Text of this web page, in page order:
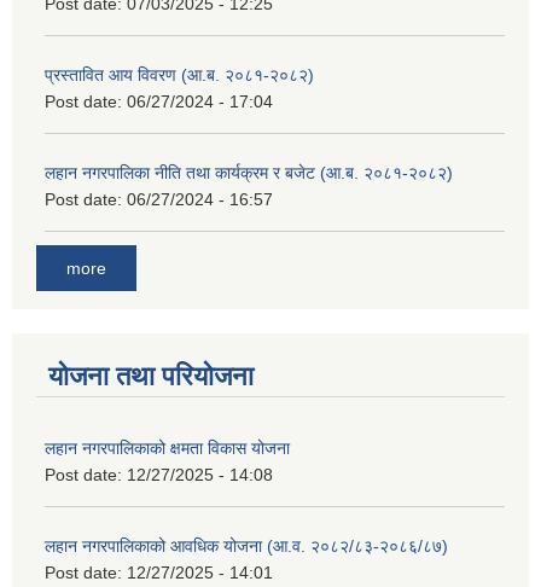
प्रस्तावित आय विवरण (आ.ब. २०८१-२०८२)
Post date: 06/27/2024 - 17:04
लहान नगरपालिका नीति तथा कार्यक्रम र बजेट (आ.ब. २०८१-२०८२)
Post date: 06/27/2024 - 16:57
more
योजना तथा परियोजना
लहान नगरपालिकाको क्षमता विकास योजना
Post date: 12/27/2025 - 14:08
लहान नगरपालिकाको आवधिक योजना (आ.व. २०८२/८३-२०८६/८७)
Post date: 12/27/2025 - 14:01